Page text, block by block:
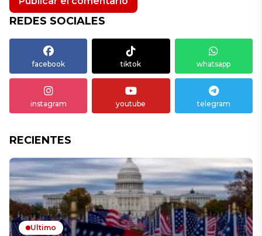
REDES SOCIALES
facebook tiktok whatsapp
instagram youtube telegram
RECIENTES
Ultimo